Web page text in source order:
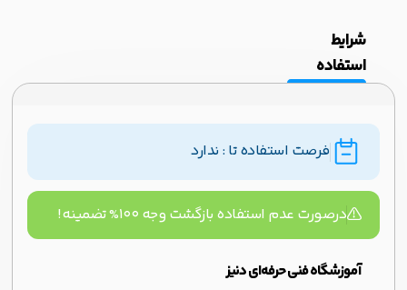
شرایط
استفاده
فرصت استفاده تا : ندارد
درصورت عدم استفاده بازگشت وجه ۱۰۰% تضمینه!
آموزشگاه فنی حرفه‌ای دنیز